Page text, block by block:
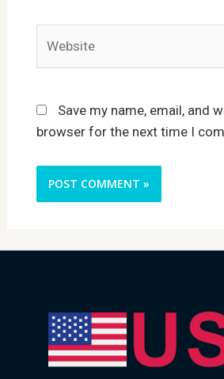
Save my name, email, and
browser for the next time I